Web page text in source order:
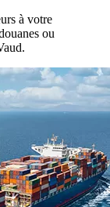
à votre
ou